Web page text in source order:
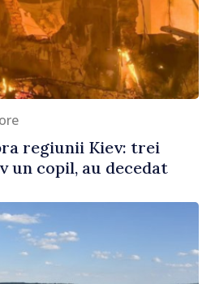
regiunii Kiev: trei
un copil, au decedat